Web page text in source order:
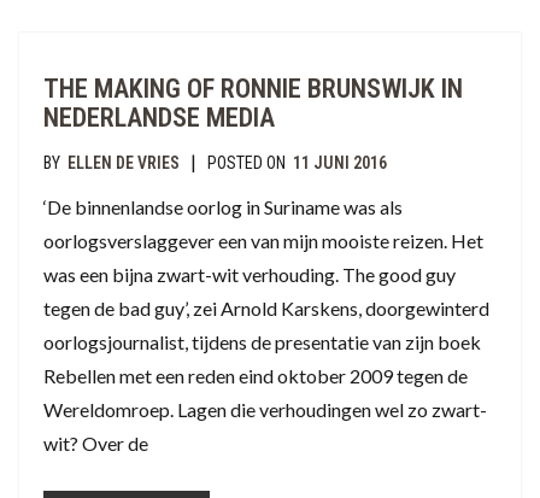
THE MAKING OF RONNIE BRUNSWIJK IN
NEDERLANDSE MEDIA
BY ELLEN DE VRIES | POSTED ON 11 JUNI 2016
‘De binnenlandse oorlog in Suriname was als
oorlogsverslaggever een van mijn mooiste reizen. Het
was een bijna zwart-wit verhouding. The good guy
tegen de bad guy’, zei Arnold Karskens, doorgewinterd
oorlogsjournalist, tijdens de presentatie van zijn boek
Rebellen met een reden eind oktober 2009 tegen de
Wereldomroep. Lagen die verhoudingen wel zo zwart-
wit? Over de